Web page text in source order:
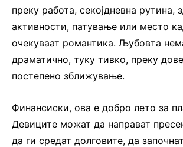
преку работа, секојдневна рутина,
активности, патување или место
очекуваат романтика. Љубовта
драматично, туку тивко, преку
постепено зближување.
Финансиски, ова е добро лето за
Девиците можат да направат
да ги средат долговите, да